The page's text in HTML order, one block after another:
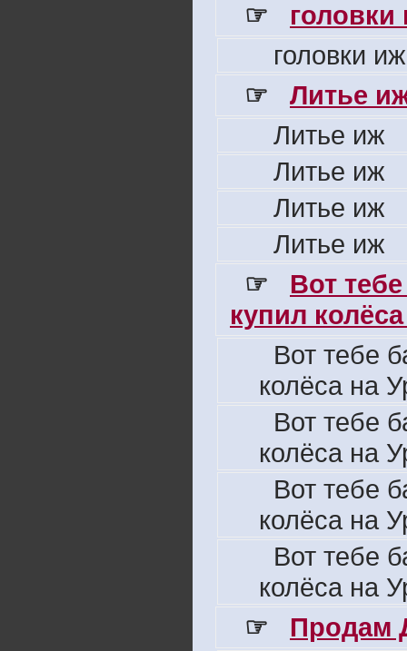
☞
головки
☞
Литье
Литье иж
Литье иж
Литье иж
Литье иж
☞
Вот
купил
Вот тебе
колёса на
Вот тебе
колёса на
Вот тебе
колёса на
Вот тебе
колёса на
☞
Продам